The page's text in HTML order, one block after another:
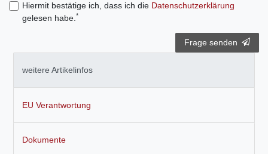
Hiermit bestätige ich, dass ich die Daten­schutz­erklärung
gelesen habe. *
Frage senden
weitere Artikelinfos
EU Verantwortung
Dokumente